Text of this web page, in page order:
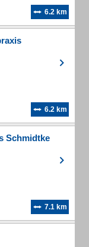
6.2 km
6.2 km
Schmidtke
7.1 km